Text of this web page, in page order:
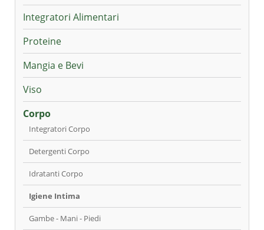
Integratori Alimentari
Proteine
Mangia e Bevi
Viso
Corpo
Integratori Corpo
Detergenti Corpo
Idratanti Corpo
Igiene Intima
Gambe - Mani - Piedi